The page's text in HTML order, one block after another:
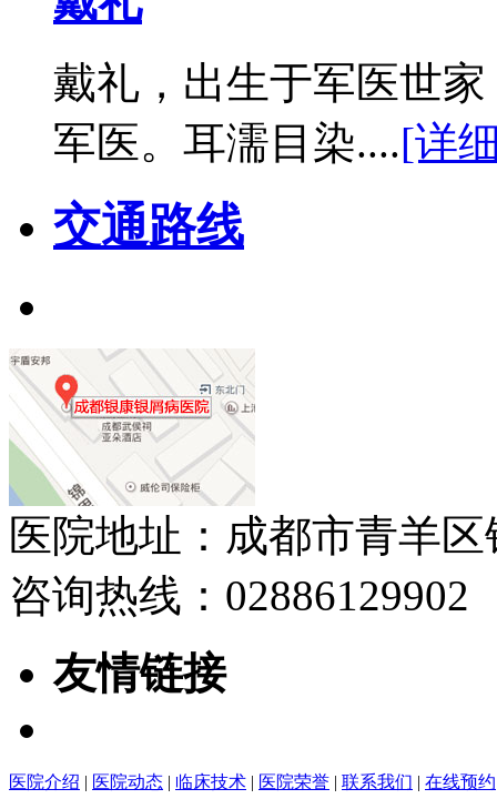
戴礼，出生于军医世
军医。耳濡目染....[详
交通路线
医院地址：成都市青羊
咨询热线：02886129902
友情链接
医院介绍 | 医院动态 | 临床技术 | 医院荣誉 | 联系我们 | 在线预约